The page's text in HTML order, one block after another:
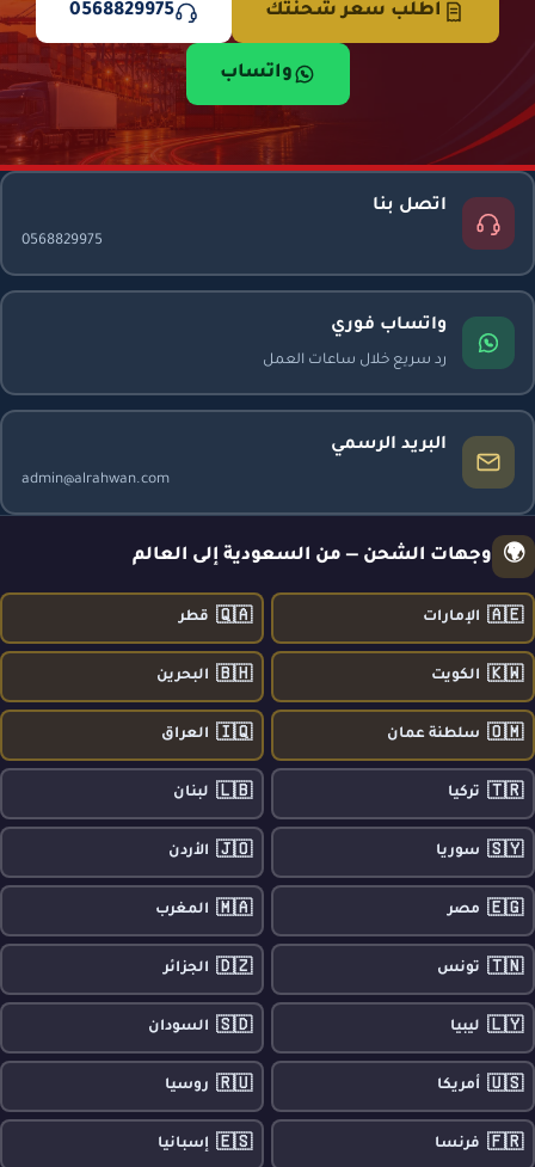
اطلب سعر شحنتك 0568829975
واتساب
اتصل بنا
0568829975
واتساب فوري
رد سريع خلال ساعات العمل
البريد الرسمي
admin@alrahwan.com
🌍 وجهات الشحن — من السعودية إلى العالم
🇦🇪 الإمارات 🇶🇦 قطر
🇰🇼 الكويت 🇧🇭 البحرين
🇴🇲 سلطنة عمان 🇮🇶 العراق
🇹🇷 تركيا 🇱🇧 لبنان
🇸🇾 سوريا 🇯🇴 الأردن
🇪🇬 مصر 🇲🇦 المغرب
🇹🇳 تونس 🇩🇿 الجزائر
🇱🇾 ليبيا 🇸🇩 السودان
🇺🇸 أمريكا 🇷🇺 روسيا
🇫🇷 فرنسا 🇪🇸 إسبانيا